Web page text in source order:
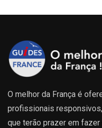
O melhor da França é
profissionais
que terão prazer em